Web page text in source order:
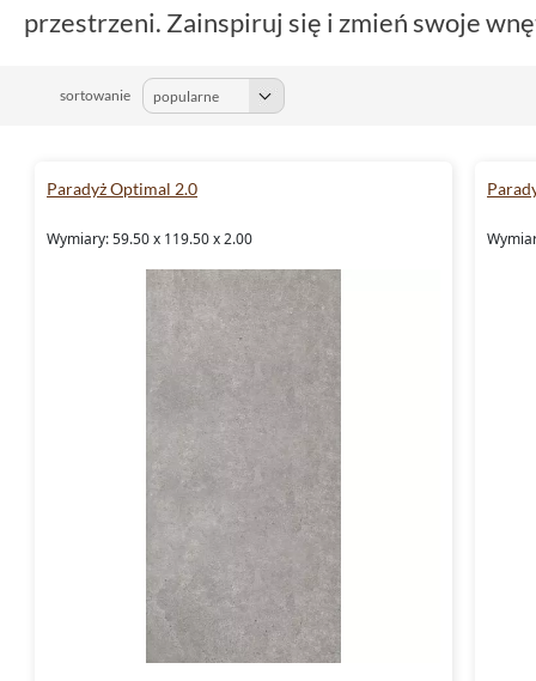
przestrzeni. Zainspiruj się i zmień swoje
sortowanie
Paradyż Optimal 2.0
Wymiary: 59.50 x 119.50 x 2.00